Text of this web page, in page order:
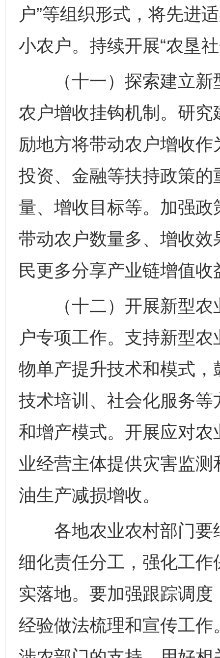
户”等组织形式，将先进
小农户。持续开展“农垦
（十一）探索建立新
农户增收挂钩机制。研
励地方将带动农户增收
投资、金融等扶持政策
量、增收目标等。加强
带动农户数量多、增收
民更多分享产业链增值收
（十二）开展新型农
户专项工作。支持新型
物单产提升技术和模式
技术培训、社会化服务
和增产模式。开展应对
业经营主体提供灾害监
油生产减损增收。
各地农业农村部门要
细化责任分工，强化工
实落地。要加强跟踪调
经验做法梳理和宣传工